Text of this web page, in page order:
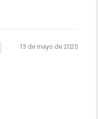
13 de mayo de 2025